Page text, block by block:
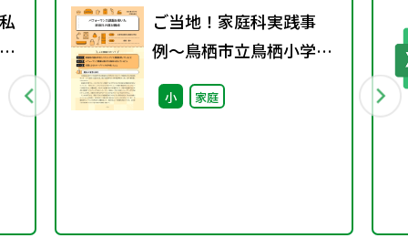
ご当地！家庭科実践事
例〜鳥栖市立鳥栖小学校
（佐賀県）〜
小 家庭